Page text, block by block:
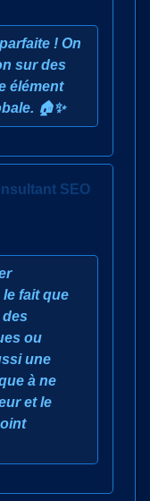
! On
sur des
élément
🏠✨
SEO
fait que
des
ou
une
à ne
et le